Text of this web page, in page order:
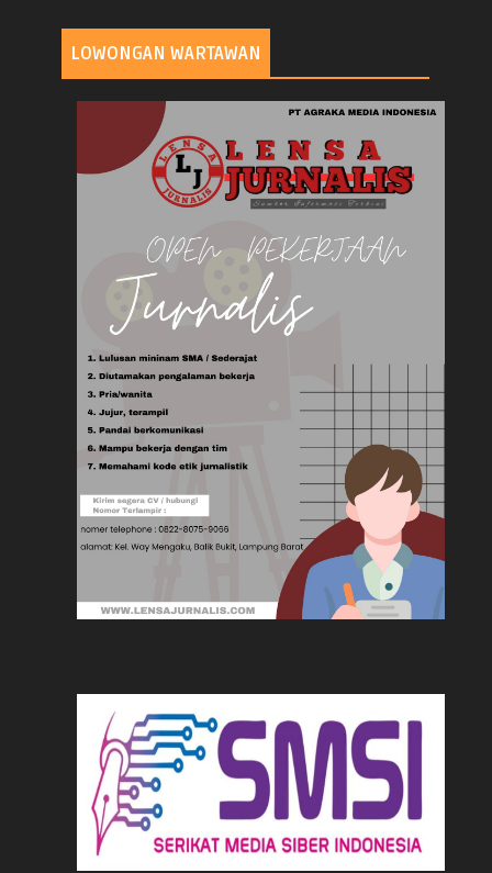
LOWONGAN WARTAWAN